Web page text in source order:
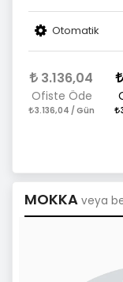
Otomatik
3.136,04
Ofiste Öde
3.136,04 / Gün
MOKKA veya